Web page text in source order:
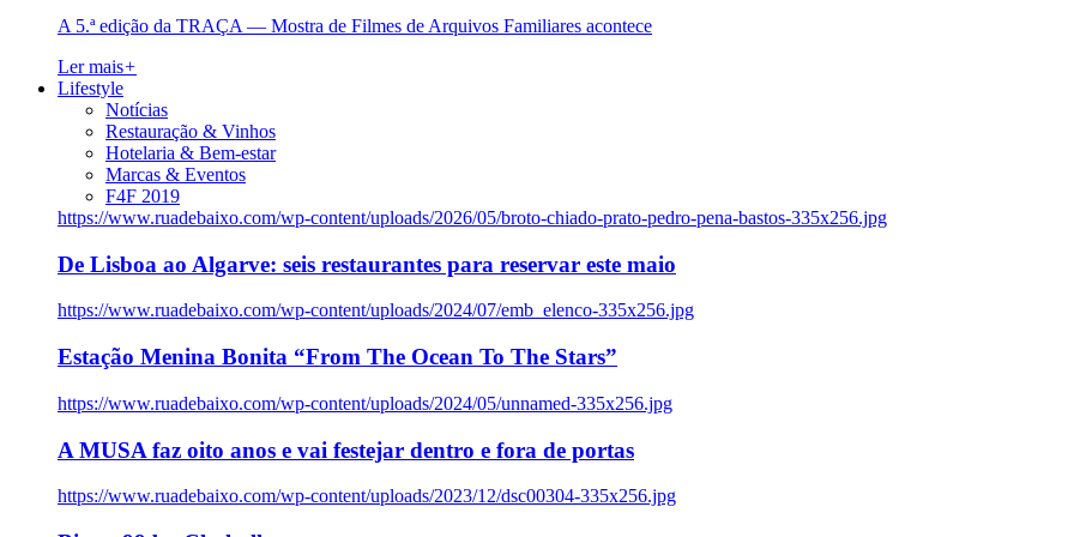
A 5.ª edição da TRAÇA — Mostra de Filmes de Arquivos Familiares acontece
Ler mais+
Lifestyle
Notícias
Restauração & Vinhos
Hotelaria & Bem-estar
Marcas & Eventos
F4F 2019
https://www.ruadebaixo.com/wp-content/uploads/2026/05/broto-chiado-prato-pedro-pena-bastos-335x256.jpg
De Lisboa ao Algarve: seis restaurantes para reservar este maio
https://www.ruadebaixo.com/wp-content/uploads/2024/07/emb_elenco-335x256.jpg
Estação Menina Bonita “From The Ocean To The Stars”
https://www.ruadebaixo.com/wp-content/uploads/2024/05/unnamed-335x256.jpg
A MUSA faz oito anos e vai festejar dentro e fora de portas
https://www.ruadebaixo.com/wp-content/uploads/2023/12/dsc00304-335x256.jpg